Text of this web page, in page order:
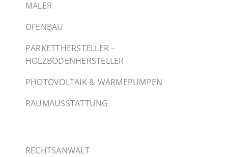
MALER
OFENBAU
PARKETTHERSTELLER –
HOLZBODENHERSTELLER
PHOTOVOLTAIK & WÄRMEPUMPEN
RAUMAUSSTATTUNG
RECHTSANWALT